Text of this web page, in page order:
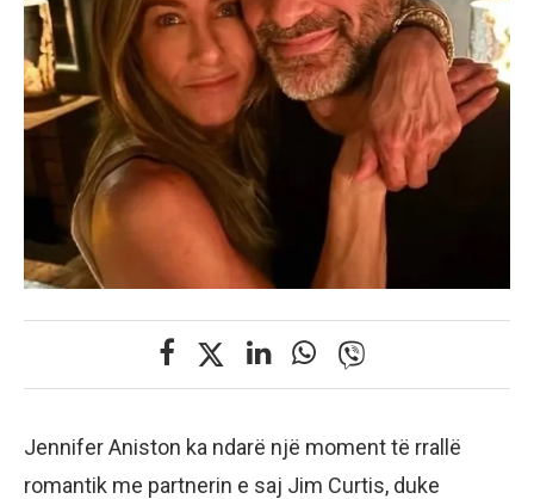
Jennifer Aniston ka ndarë një moment të rrallë
romantik me partnerin e saj Jim Curtis, duke